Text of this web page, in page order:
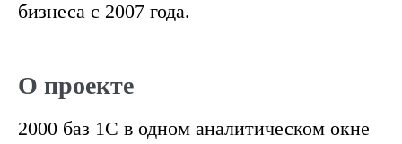
бизнеса с 2007 года.
О проекте
2000 баз 1С в одном аналитическом окне